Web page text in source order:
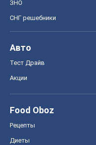
ЗНО
СНГ решебники
Авто
Тест Драйв
Акции
Food Oboz
Рецепты
Диеты